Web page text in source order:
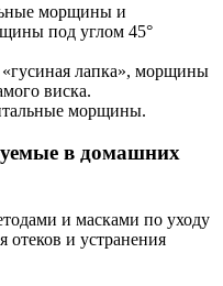
морщины и
под углом 45°
лапка», морщины
виска.
морщины.
в домашних
и масками по уходу
отеков и устранения